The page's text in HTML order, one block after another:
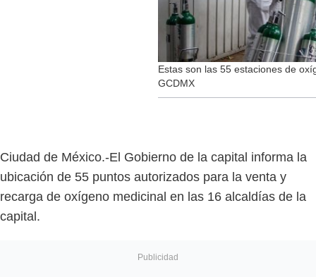
Estas son las 55 estaciones de
GCDMX
Ciudad de México.-El Gobierno de la capital informa la
ubicación de 55 puntos autorizados para la venta y
recarga de oxígeno medicinal en las 16 alcaldías de la
capital.